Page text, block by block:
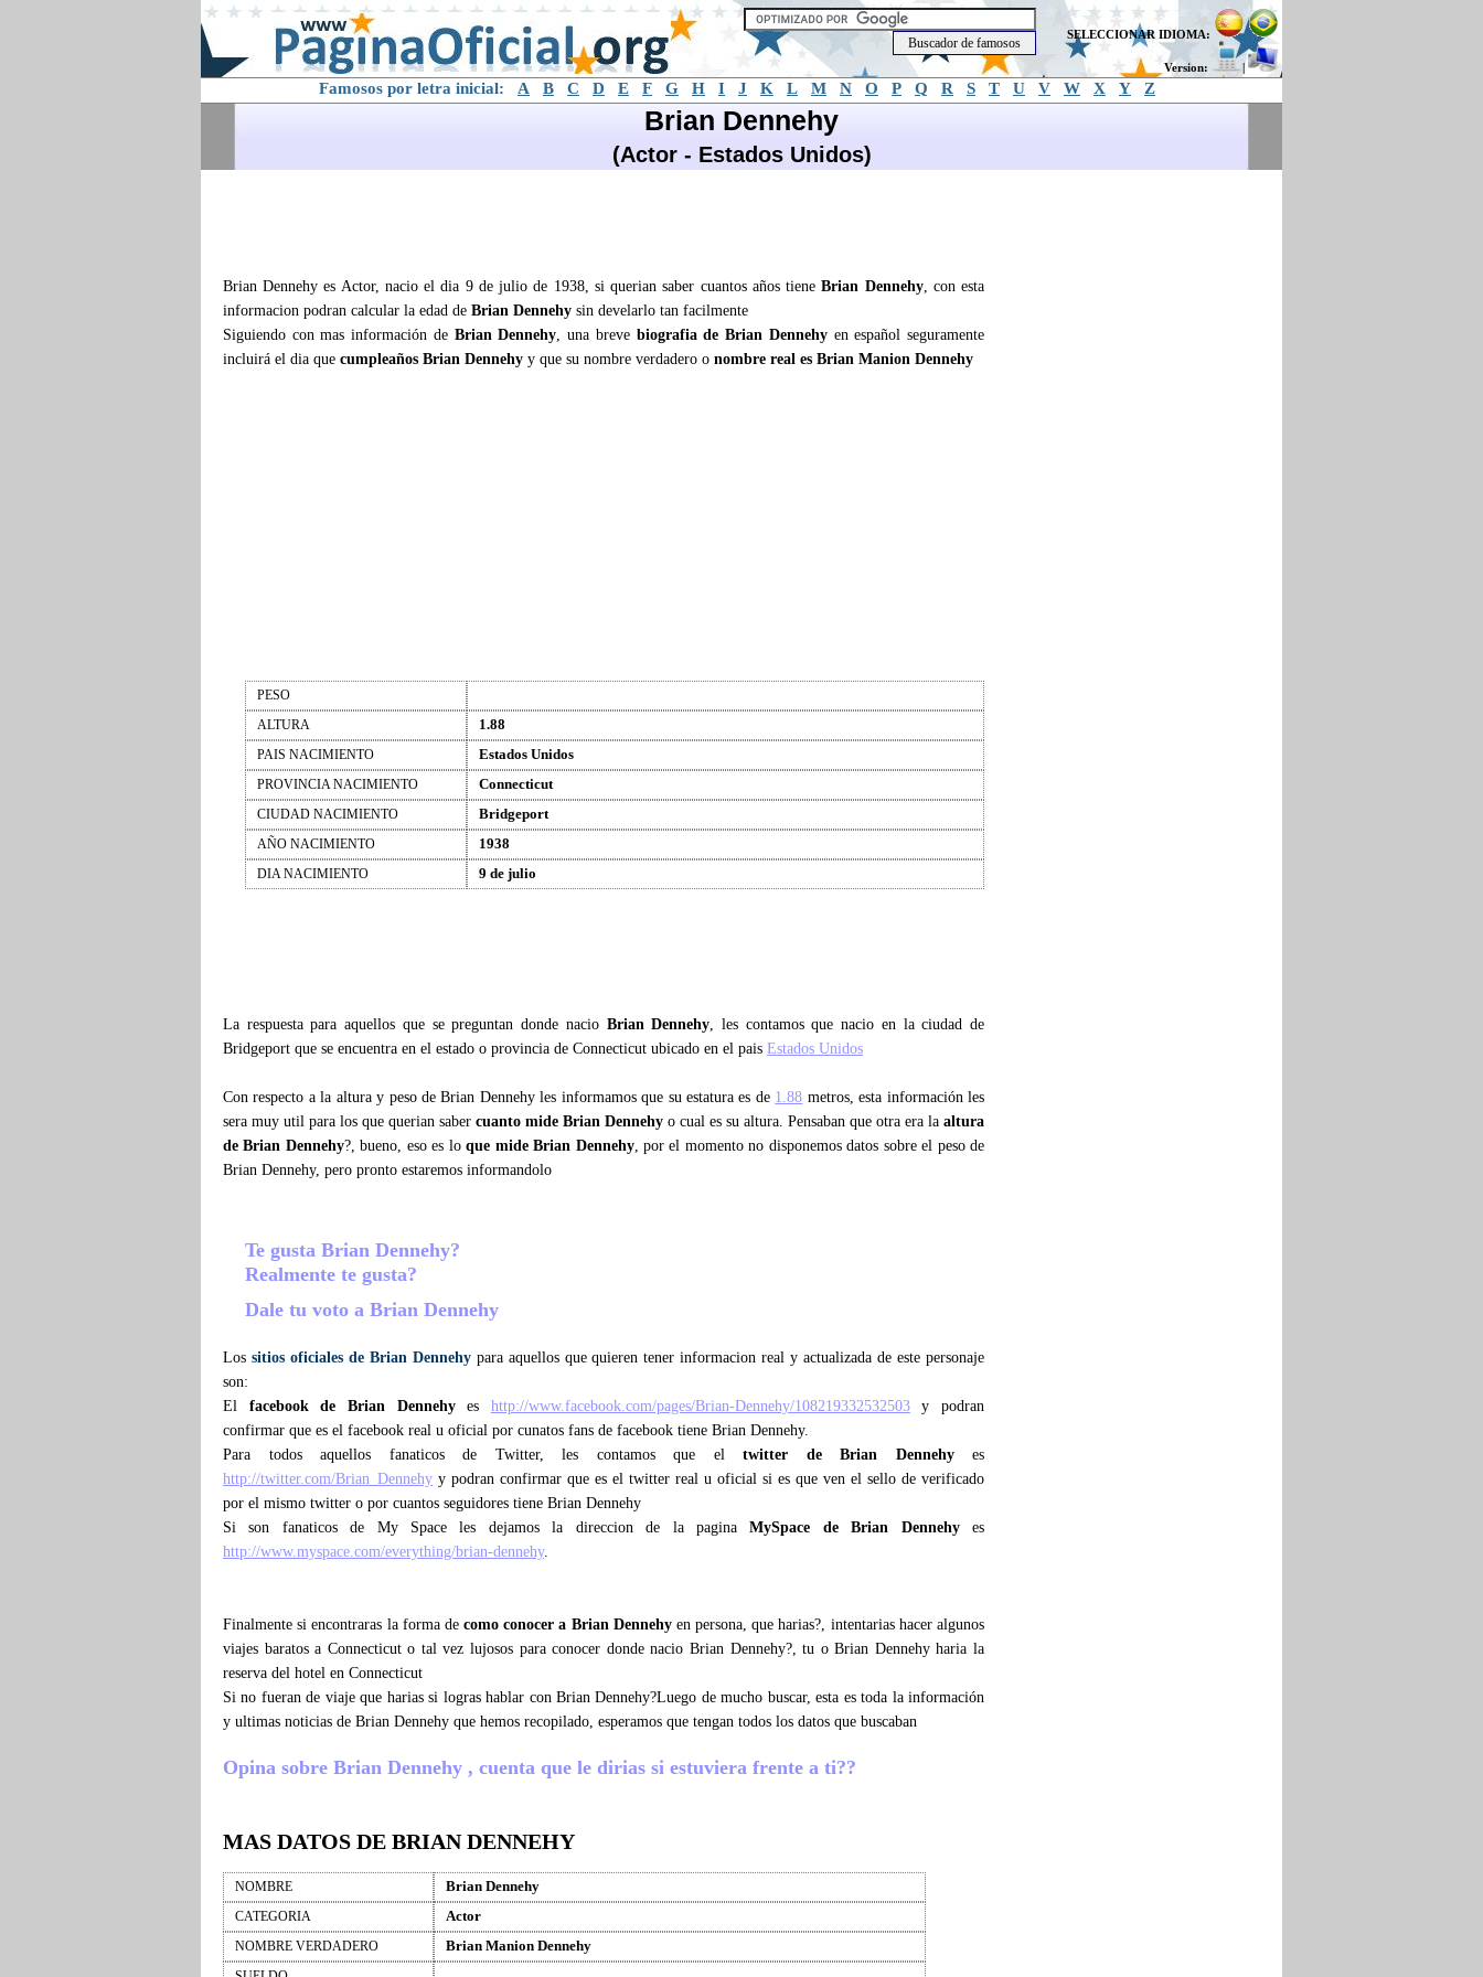
SELECCIONAR IDIOMA:
Version: |
Famosos por letra inicial: A B C D E F G H I J K L M N O P Q R S T U V W X Y Z
Brian Dennehy
(Actor - Estados Unidos)
Brian Dennehy es Actor, nacio el dia 9 de julio de 1938, si querian saber cuantos años tieneBrian Dennehy, con esta
informacion podran calcular la edad de Brian Dennehy sin develarlo tan facilmente
Siguiendo con mas información de Brian Dennehy, una breve biografia de Brian Dennehyen español seguramente
incluirá el dia que cumpleaños Brian Dennehy y que su nombre verdadero o nombre real es Brian Manion Dennehy
PESO
ALTURA
1.88
PAIS NACIMIENTO Estados Unidos
PROVINCIA NACIMIENTO Connecticut
CIUDAD NACIMIENTO Bridgeport
AÑO NACIMIENTO 1938
DIA NACIMIENTO 9 de julio
La respuesta para aquellos que se preguntan donde nacio Brian Dennehy, les contamos que nacio en la ciudad de
Bridgeport que se encuentra en el estado o provincia de Connecticut ubicado en el pais Estados Unidos
Con respecto a la altura y peso de Brian Dennehy les informamos que su estatura es de 1.88 metros, esta información les
sera muy util para los que querian saber cuanto mide Brian Dennehy o cual es su altura. Pensaban que otra era la altura
de Brian Dennehy?, bueno, eso es loque mide Brian Dennehy, por el momento no disponemos datos sobre el peso de
Brian Dennehy, pero pronto estaremos informandolo
Te gusta Brian Dennehy?
Realmente te gusta?
Dale tu voto a Brian Dennehy
Los sitios oficiales de Brian Dennehypara aquellos que quieren tener informacion real y actualizada de este personaje
son:
El facebook de Brian Dennehyes http://www.facebook.com/pages/Brian-Dennehy/108219332532503y podran
confirmar que es el facebook real u oficial por cunatos fans de facebook tiene Brian Dennehy.
Para todos aquellos fanaticos de Twitter, les contamos que el twitter de Brian Dennehyes
http://twitter.com/Brian_Dennehy y podran confirmar que es el twitter real u oficial si es que ven el sello de verificado
por el mismo twitter o por cuantos seguidores tiene Brian Dennehy
Si son fanaticos de My Space les dejamos la direccion de la paginaMySpace de Brian Dennehyes
http://www.myspace.com/everything/brian-dennehy.
Finalmente si encontraras la forma decomo conocer a Brian Dennehyen persona, que harias?, intentarias hacer algunos
viajes baratos a Connecticut o tal vez lujosos para conocer donde nacio Brian Dennehy?, tu o Brian Dennehy haria la
reserva del hotel en Connecticut
Si no fueran de viaje que harias si logras hablar con Brian Dennehy?Luego de mucho buscar, esta es toda la información
y ultimas noticias de Brian Dennehy que hemos recopilado, esperamos que tengan todos los datos que buscaban
Opina sobre Brian Dennehy , cuenta que le dirias si estuviera frente a ti??
MAS DATOS DE BRIAN DENNEHY
NOMBRE Brian Dennehy
CATEGORIA Actor
NOMBRE VERDADERO Brian Manion Dennehy